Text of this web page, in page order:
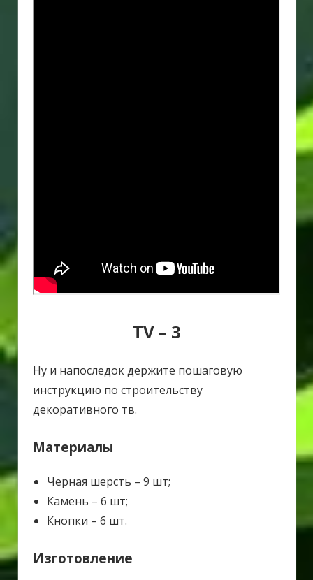
TV – 3
Ну и напоследок держите пошаговую
инструкцию по строительству
декоративного тв.
Материалы
Черная шерсть – 9 шт;
Камень – 6 шт;
Кнопки – 6 шт.
Изготовление